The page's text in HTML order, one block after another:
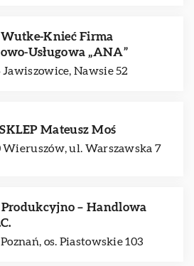
Knieć Firma
Usługowa „ANA”
Jawiszowice, Nawsie 52
Mateusz Moś
Wieruszów, ul. Warszawska 7
– Handlowa
os. Piastowskie 103